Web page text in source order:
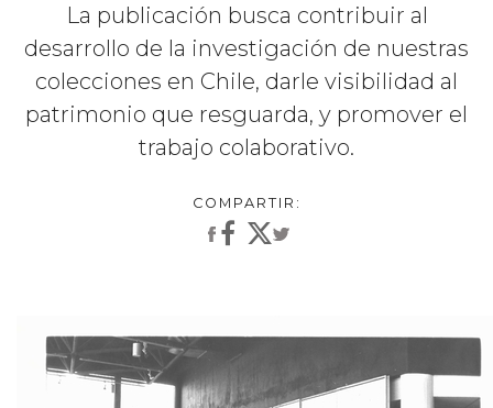
La publicación busca contribuir al
desarrollo de la investigación de nuestras
colecciones en Chile, darle visibilidad al
patrimonio que resguarda, y promover el
trabajo colaborativo.